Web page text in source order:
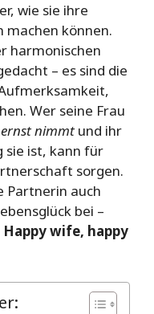
wie sie ihre
machen können.
harmonischen
– es sind die
Wer seine Frau
nimmt und ihr
sie ist, kann für
sorgen.
Partnerin auch
bei –
Happy wife, happy